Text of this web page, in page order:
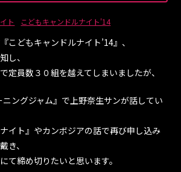
ト
こどもキャンドルナイト'14
こどもキャンドルナイト’14』、
し、
定員数３０組を越えてしまいましたが、
ングジャム』で上野奈生サンが話してい
イト』やカンボジアの話で再び申し込み
き、
て締め切りたいと思います。